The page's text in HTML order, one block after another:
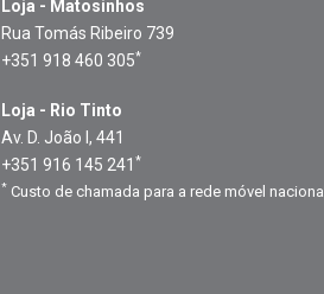
Loja - Matosinhos
Rua Tomás Ribeiro 739
+351 918 460 305*
Loja - Rio Tinto
Av. D. João I, 441
+351 916 145 241 *
* Custo de chamada para a rede móvel nacional